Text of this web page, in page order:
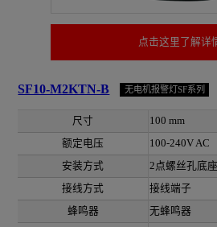
点击这里了解详
SF10-M2KTN-B 无电机报警灯SF系列
尺寸
100 mm
额定电压
100-240V AC
安装方式
2点螺丝孔底
接线方式
接线端子
蜂鸣器
无蜂鸣器